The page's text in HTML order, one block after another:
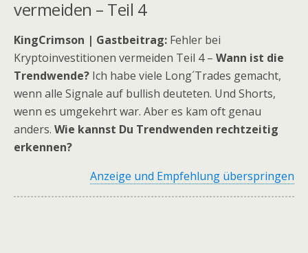
vermeiden – Teil 4
KingCrimson | Gastbeitrag: Fehler bei
Kryptoinvestitionen vermeiden Teil 4 – Wann ist die
Trendwende? Ich habe viele Long´Trades gemacht,
wenn alle Signale auf bullish deuteten. Und Shorts,
wenn es umgekehrt war. Aber es kam oft genau
anders. Wie kannst Du Trendwenden rechtzeitig
erkennen?
Anzeige und Empfehlung überspringen